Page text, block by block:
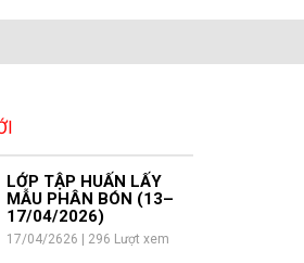
LỚP TẬP HUẤN LẤY
MẪU PHÂN BÓN (13–
17/04/2026)
17/04/2626 | 296 Lượt xem